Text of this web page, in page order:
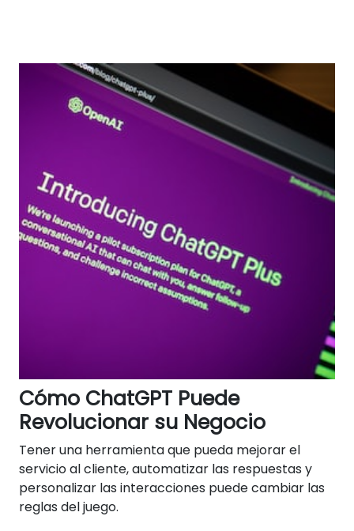
Cómo ChatGPT Puede
Revolucionar su Negocio
Tener una herramienta que pueda mejorar el
servicio al cliente, automatizar las respuestas y
personalizar las interacciones puede cambiar las
reglas del juego.